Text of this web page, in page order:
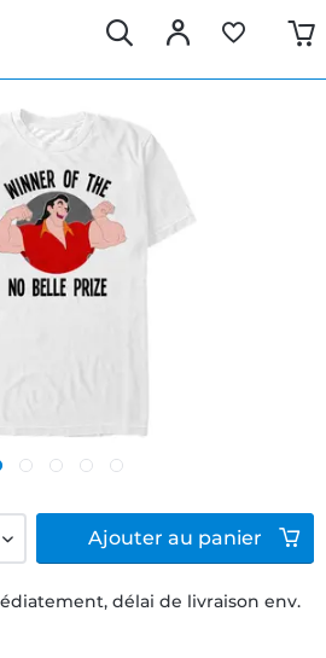
délai de livraison env.
Ajouter au panier